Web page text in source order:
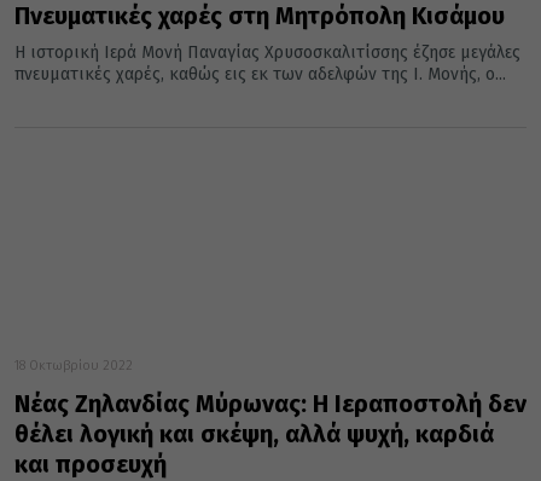
Πνευματικές χαρές στη Μητρόπολη Κισάμου
Η ιστορική Ιερά Μονή Παναγίας Χρυσοσκαλιτίσσης έζησε μεγάλες
πνευματικές χαρές, καθώς εις εκ των αδελφών της Ι. Μονής, ο...
18 Οκτωβρίου 2022
Νέας Ζηλανδίας Μύρωνας: Η Ιεραποστολή δεν
θέλει λογική και σκέψη, αλλά ψυχή, καρδιά
και προσευχή